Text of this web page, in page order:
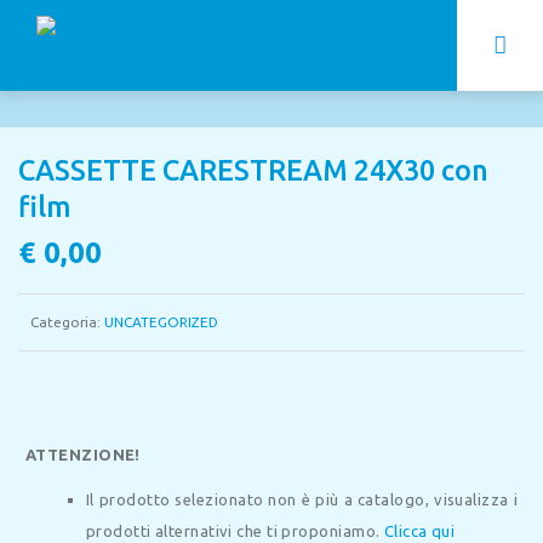
CASSETTE CARESTREAM 24X30 con
film
€ 0,00
Categoria: UNCATEGORIZED
ATTENZIONE!
Il prodotto selezionato non è più a catalogo, visualizza i
prodotti alternativi che ti proponiamo. Clicca qui